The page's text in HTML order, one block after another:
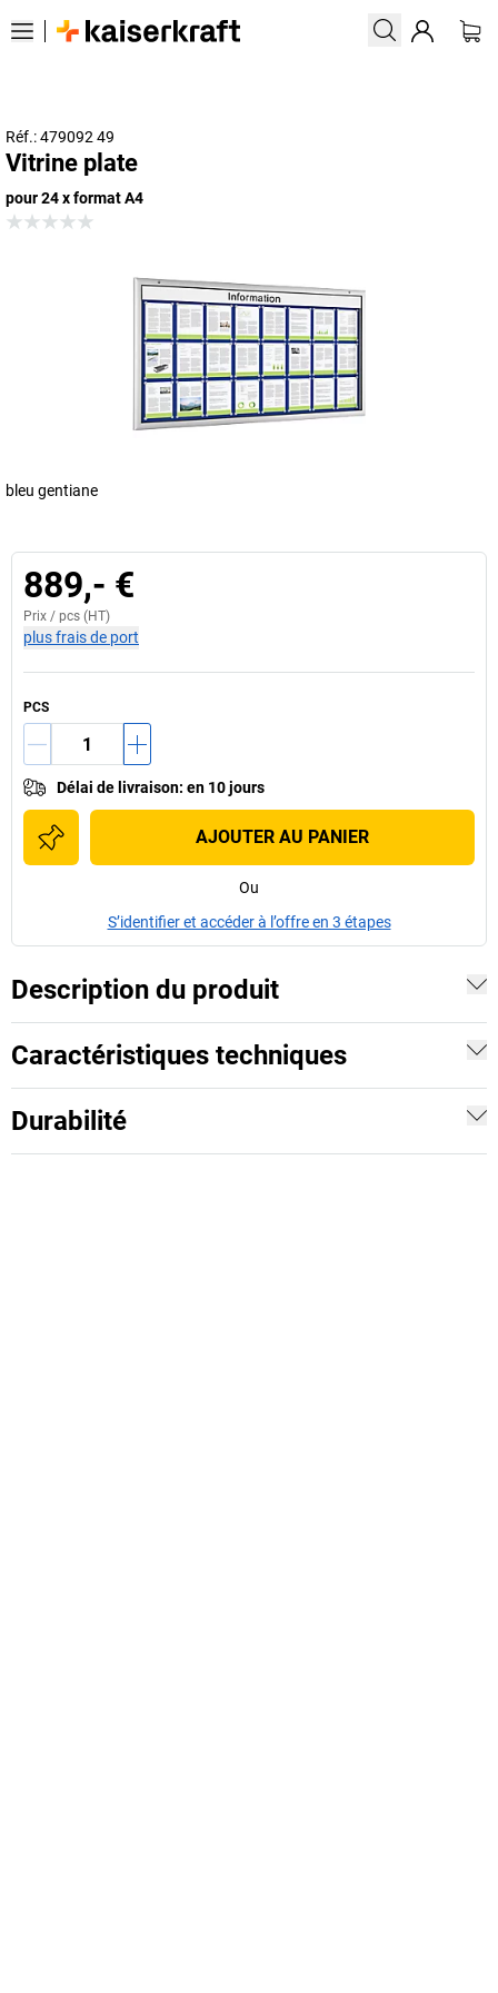
Réf.: 479092 49
Vitrine plate
pour 24 x format A4
bleu gentiane
889,- €
Prix / pcs (HT)
plus frais de port
PCS
Délai de livraison: en 10 jours
AJOUTER AU PANIER
Ou
S’identifier et accéder à l’offre en 3 étapes
Description du produit
Caractéristiques techniques
Durabilité